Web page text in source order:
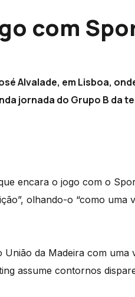
com
Alvalade, em Lisboa,
jornada do Grupo B da
encara o jogo com o
olhando-o “como uma
da Madeira com uma
assume contornos